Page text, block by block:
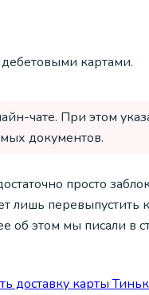
картами.
чате. При этом
документов.
просто
лишь перевыпустить
этом мы писали в
доставку карты